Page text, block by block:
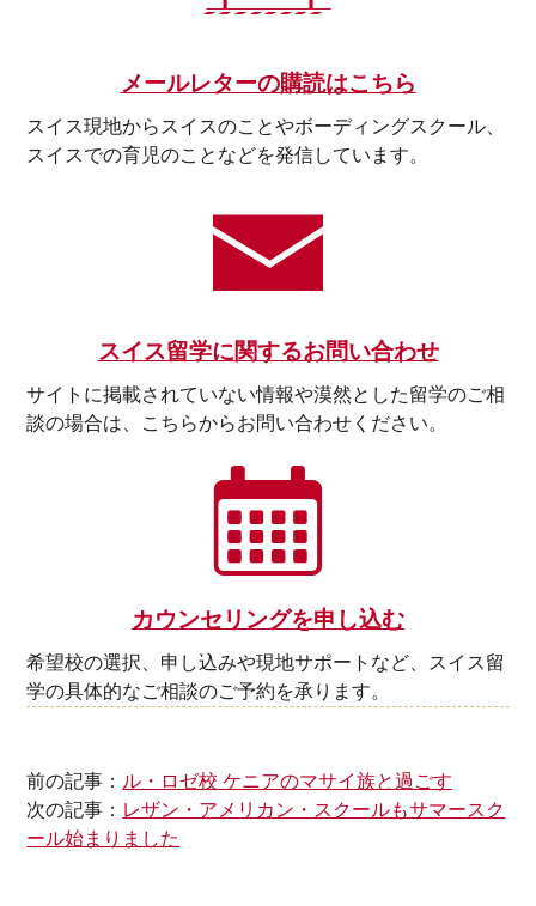
メールレターの購読はこちら
スイス現地からスイスのことやボーディングスクール、
スイスでの育児のことなどを発信しています。
スイス留学に関するお問い合わせ
サイトに掲載されていない情報や漠然とした留学のご相
談の場合は、こちらからお問い合わせください。
カウンセリングを申し込む
希望校の選択、申し込みや現地サポートなど、スイス留
学の具体的なご相談のご予約を承ります。
前の記事： ル・ロゼ校 ケニアのマサイ族と過ごす
次の記事： レザン・アメリカン・スクールもサマースク
ール始まりました